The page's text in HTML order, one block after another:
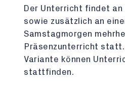
Der Unterricht findet an
sowie zusätzlich an
Samstagmorgen
Präsenzunterricht
Variante können
stattfinden.